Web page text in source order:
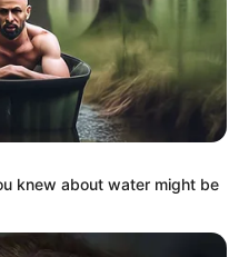
knew about water might be